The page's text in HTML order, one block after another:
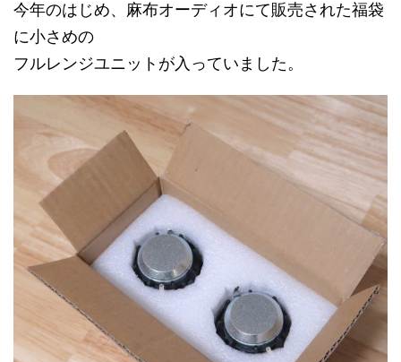
今年のはじめ、麻布オーディオにて販売された福袋
に小さめの
フルレンジユニットが入っていました。